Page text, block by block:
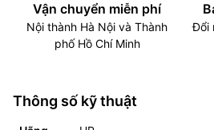
Vận chuyển miễn phí
Nội thành Hà Nội và Thành
phố Hồ Chí Minh
Đổi
Thông số kỹ thuật